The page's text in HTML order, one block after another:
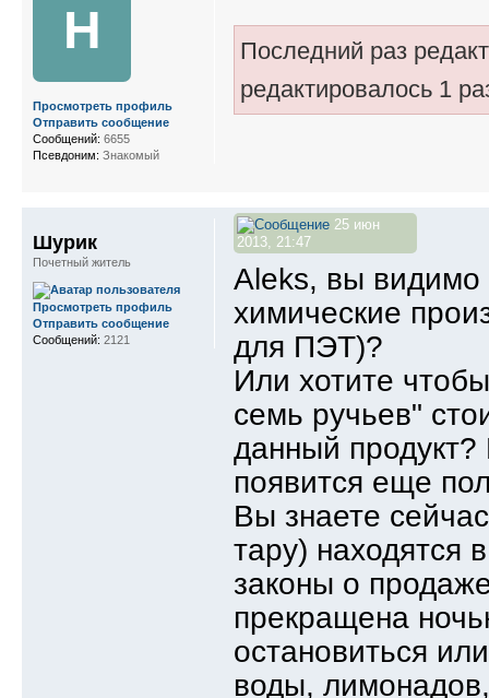
Последний раз
редактировалось 1
Н
Просмотреть профиль
Отправить сообщение
Сообщений: 6655
Псевдоним: Знакомый
25 июн
2013, 21:47
Aleks, вы видимо
химические
для ПЭТ)?
Или хотите
семь ручьев"
данный продукт?
появится еще
Вы знаете
тару) находятся
законы о
прекращена
остановиться
воды,
Шурик
Почетный житель
Просмотреть профиль
Отправить сообщение
Сообщений: 2121